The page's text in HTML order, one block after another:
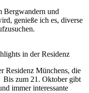
Bergwandern und
genieße ich es, diverse
in der Residenz
Residenz Münchens, die
zum 21. Oktober gibt
immer interessante